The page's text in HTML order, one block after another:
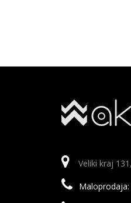
Veliki kraj
Maloprodaja: